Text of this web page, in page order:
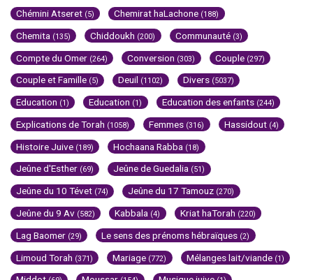
Chémini Atseret (5) Chemirat haLachone (188)
Chemita (135) Chiddoukh (200) Communauté (3)
Compte du Omer (264) Conversion (303) Couple (297)
Couple et Famille (5) Deuil (1102) Divers (5037)
Education (1) Education (1) Education des enfants (244)
Explications de Torah (1058) Femmes (316) Hassidout (4)
Histoire Juive (189) Hochaana Rabba (18)
Jeûne d'Esther (69) Jeûne de Guedalia (51)
Jeûne du 10 Tévet (74) Jeûne du 17 Tamouz (270)
Jeûne du 9 Av (582) Kabbala (4) Kriat haTorah (220)
Lag Baomer (29) Le sens des prénoms hébraïques (2)
Limoud Torah (371) Mariage (772) Mélanges lait/viande (1)